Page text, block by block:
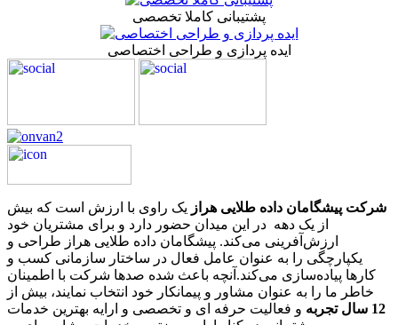
پشتیبانی کاملا تخصصی
ایده پردازی و طراحی اختصاصی
شرکت پیشگامان داده طلایی هراز یک راوی با ارزش است که بیش
از یک دهه در این میدان حضور دارد و برای مشتریان خود
ارزش‌آفرینی می‌کند. پیشگامان داده طلایی هراز طراحی و
یکپارچگی را به عنوان عامل فعال در ساختار سازمانی کسب و
کارها پیاده‌سازی می‌کند.آنچه باعث شده صدها شرکت با اطمینان
خاطر ما را به عنوان مشاور و پیمانکار خود انتخاب نمایند، بیش از
12 سال تجربه
و فعالیت حرفه ای و تخصصی و ارایه بهترین خدمات